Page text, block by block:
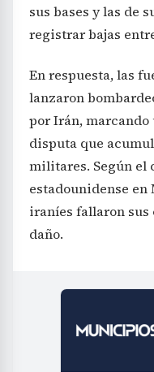
sus bases y las de
registrar bajas
En respuesta, las
lanzaron
por Irán, marcando
disputa que
militares. Según el
estadounidense
iraníes fallaron
daño.